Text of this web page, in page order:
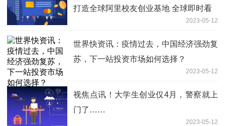
打造全球阿里校友创业基地 全球即时看
2023-05-12
世界快资讯：疫情过去，中国经济强劲复
苏，下一站投资市场如何选择？
2023-05-12
视焦点讯！大学生创业仅4月，警察就上
门了……
2023-05-12